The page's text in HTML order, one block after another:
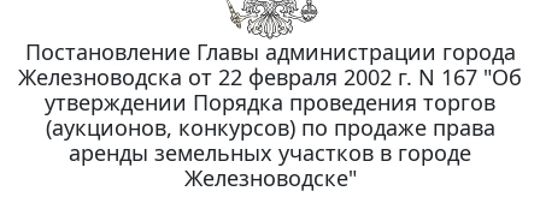
Постановление Главы администрации города
Железноводска от 22 февраля 2002 г. N 167 "Об
утверждении Порядка проведения торгов
(аукционов, конкурсов) по продаже права
аренды земельных участков в городе
Железноводске"